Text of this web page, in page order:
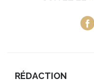
RÉDACTION